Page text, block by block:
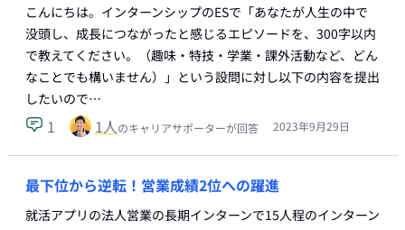
こんにちは。インターンシップのESで「あなたが人生の中で
没頭し、成長につながったと感じるエピソードを、300字以内
で教えてください。（趣味・特技・学業・課外活動など、どん
なことでも構いません）」という設問に対し以下の内容を提出
したいので…
1 1人のキャリアサポーターが回答 2023年9月29日
最下位から逆転！営業成績2位への躍進
就活アプリの法人営業の長期インターンで15人程のインターン